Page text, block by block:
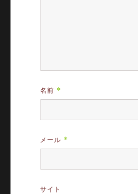
名前 *
メール *
サイト